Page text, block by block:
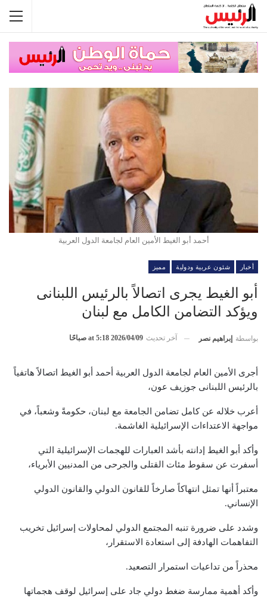
أحمد أبو الغيط الأمين العام لجامعة الدول العربية
أخبار شئون عربية ودولية مميز
أبو الغيط يجرى اتصالاً بالرئيس اللبنانى
ويؤكد التضامن الكامل مع لبنان
بواسطة إبراهيم نصر آخر تحديث 2026/04/09 at 5:18 صباحًا
أجرى الأمين العام لجامعة الدول العربية أحمد أبو الغيط اتصالاً هاتفياً
بالرئيس اللبنانى جوزيف عون،
أعرب خلاله عن كامل تضامن الجامعة مع لبنان، حكومةً وشعباً، في
مواجهة الاعتداءات الإسرائيلية الغاشمة.
وأكد أبو الغيط إدانته بأشد العبارات للهجمات الإسرائيلية التي
أسفرت عن سقوط مئات القتلى والجرحى من المدنيين الأبرياء،
معتبراً أنها تمثل انتهاكاً صارخاً للقانون الدولي والقانون الدولي
الإنساني.
وشدد على ضرورة تنبه المجتمع الدولي لمحاولات إسرائيل تخريب
التفاهمات الهادفة إلى استعادة الاستقرار،
محذراً من تداعيات استمرار التصعيد.
وأكد أهمية ممارسة ضغط دولي جاد على إسرائيل لوقف هجماتها